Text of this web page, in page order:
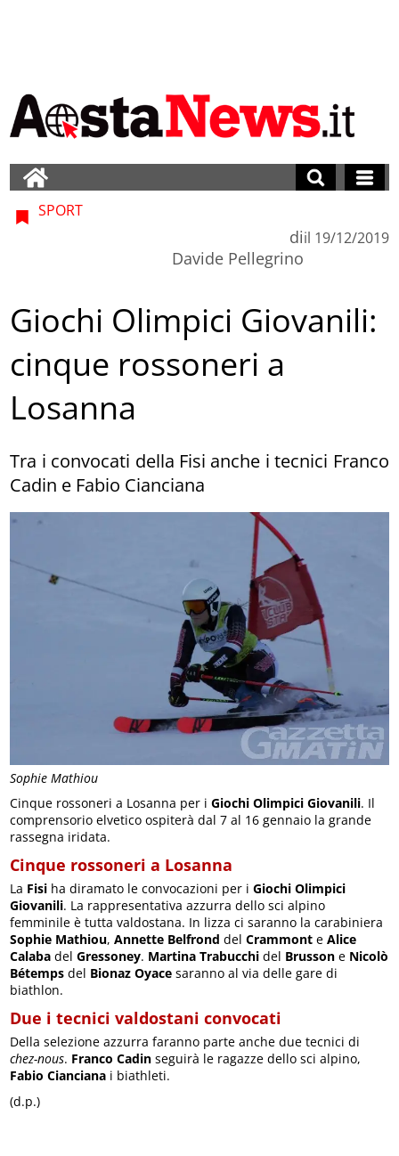
Sophie Mathiou
SPORT
di
Davide Pellegrino
il 19/12/2019
Giochi Olimpici Giovanili:
cinque rossoneri a
Losanna
Tra i convocati della Fisi anche i tecnici Franco
Cadin e Fabio Cianciana
Cinque rossoneri a Losanna per iGiochi Olimpici Giovanili. Il
comprensorio elvetico ospiterà dal 7 al 16 gennaio la grande
rassegna iridata.
Cinque rossoneri a Losanna
La Fisi ha diramato le convocazioni per iGiochi Olimpici
Giovanili. La rappresentativa azzurra dello sci alpino
femminile è tutta valdostana. In lizza ci saranno la carabiniera
Sophie Mathiou,Annette Belfrond delCrammont eAlice
Calaba delGressoney. Martina Trabucchi del Brusson e Nicolò
Bétemps del Bionaz Oyace saranno al via delle gare di
biathlon.
Due i tecnici valdostani convocati
Della selezione azzurra faranno parte anche due tecnici di
chez-nous. Franco Cadin seguirà le ragazze dello sci alpino,
Fabio Cianciana i biathleti.
(d.p.)